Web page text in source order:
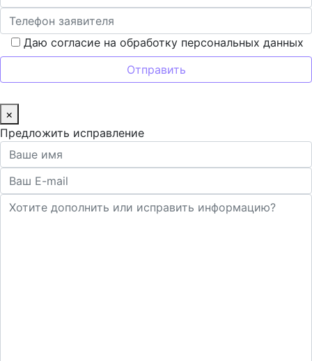
Даю согласие на обработку персональных данных
×
Предложить исправление